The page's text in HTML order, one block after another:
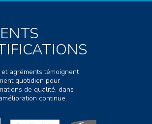
agréments témoignent
quotidien pour
de qualité, dans
continue.